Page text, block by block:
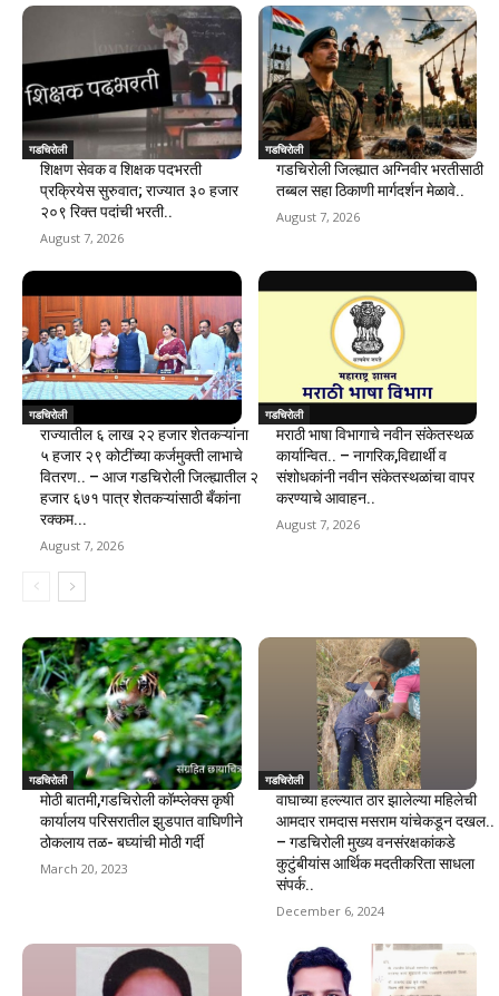
गडचिरोली
शिक्षण सेवक व शिक्षक पदभरती
प्रक्रियेस सुरुवात; राज्यात ३० हजार
२०९ रिक्त पदांची भरती..
August 7, 2026
गडचिरोली
गडचिरोली जिल्ह्यात अग्निवीर भरतीसाठी
तब्बल सहा ठिकाणी मार्गदर्शन मेळावे..
August 7, 2026
गडचिरोली
राज्यातील ६ लाख २२ हजार शेतकऱ्यांना
५ हजार २९ कोटींच्या कर्जमुक्ती लाभाचे
वितरण.. – आज गडचिरोली जिल्ह्यातील २
हजार ६७१ पात्र शेतकऱ्यांसाठी बँकांना
रक्कम...
August 7, 2026
गडचिरोली
मराठी भाषा विभागाचे नवीन संकेतस्थळ
कार्यान्वित.. – नागरिक,विद्यार्थी व
संशोधकांनी नवीन संकेतस्थळांचा वापर
करण्याचे आवाहन..
August 7, 2026
गडचिरोली
मोठी बातमी,गडचिरोली कॉम्प्लेक्स कृषी
कार्यालय परिसरातील झुडपात वाघिणीने
ठोकलाय तळ- बघ्यांची मोठी गर्दी
March 20, 2023
गडचिरोली
वाघाच्या हल्ल्यात ठार झालेल्या महिलेची
आमदार रामदास मसराम यांचेकडून दखल..
– गडचिरोली मुख्य वनसंरक्षकांकडे
कुटुंबीयांस आर्थिक मदतीकरिता साधला
संपर्क..
December 6, 2024